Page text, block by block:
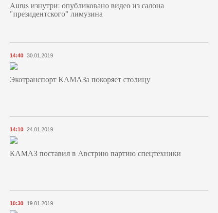
Aurus изнутри: опубликовано видео из салона
"президентского" лимузина
14:40 30.01.2019
Экотранспорт КАМАЗа покоряет столицу
14:10 24.01.2019
КАМАЗ поставил в Австрию партию спецтехники
10:30 19.01.2019